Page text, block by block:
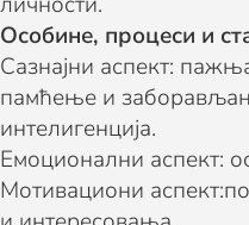
Особине, процеси и
Сазнајни аспект:
памћење и
интелигенција.
Емоционални аспект:
Мотивациони